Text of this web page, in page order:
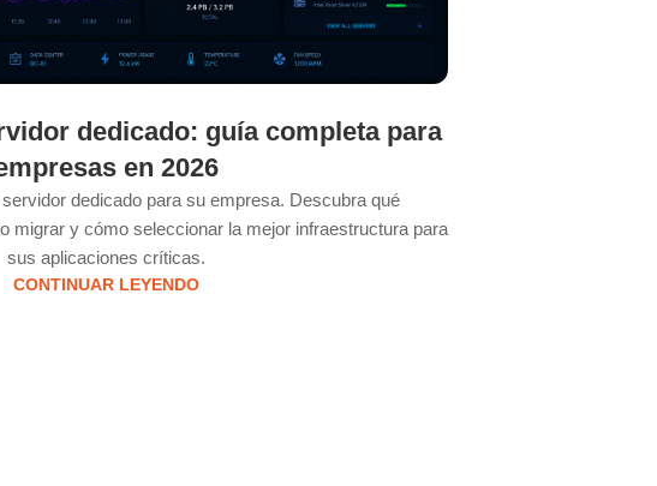
dedicado: guía completa para
en 2026
dedicado para su empresa. Descubra qué
migrar y cómo seleccionar la mejor infraestructura para
sus aplicaciones críticas.
CONTINUAR LEYENDO